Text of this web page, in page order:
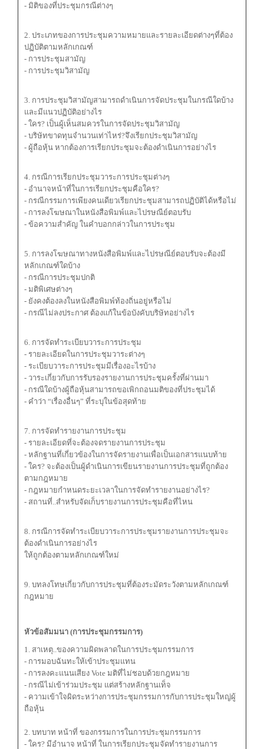
- มิติของที่ประชุมกรณีต่างๆ
2. ประเภทของการประชุมความหมายและรายละเอียดต่างๆที่ต้อง
ปฏิบัติตามหลักเกณฑ์
- การประชุมสามัญ
- การประชุมวิสามัญ
3. การประชุมวิสามัญสามารถดำเนินการจัดประชุมในกรณีใดบ้าง
และมีแนวปฏิบัติอย่างไร
- ใคร? เป็นผู้เห็นสมควรในการจัดประชุมวิสามัญ
- บริษัทขาดทุนจำนวนเท่าไหร่?จึงเรียกประชุมวิสามัญ
- ผู้ถือหุ้น หากต้องการเรียกประชุมจะต้องดำเนินการอย่างไร
4. กรณีการเรียกประชุมวาระการประชุมต่างๆ
- อำนาจหน้าที่ในการเรียกประชุมคือใคร?
- กรณีกรรมการเพียงคนเดียวเรียกประชุมสามารถปฏิบัติได้หรือไม่
- การลงโฆษณาในหนังสือพิมพ์และไปรษณีย์ตอบรับ
- ข้อความสำคัญ ในคำบอกกล่าวในการประชุม
5. การลงโฆษณาทางหนังสือพิมพ์และไปรษณีย์ตอบรับจะต้องมี
หลักเกณฑ์ใดบ้าง
- กรณีการประชุมปกติ
- มติพิเศษต่างๆ
- ยังคงต้องลงในหนังสือพิมพ์ท้องถิ่นอยู่หรือไม่
- กรณีไม่ลงประกาศ ต้องแก้ในข้อบังคับบริษัทอย่างไร
6. การจัดทำระเบียบวาระการประชุม
- รายละเอียดในการประชุมวาระต่างๆ
- ระเบียบวาระการประชุมมีเรื่องอะไรบ้าง
- วาระเกี่ยวกับการรับรองรายงานการประชุมครั้งที่ผ่านมา
- กรณีใดบ้างผู้ถือหุ้นสามารถขอเพิกถอนมติของที่ประชุมได้
- คำว่า “เรื่องอื่นๆ” ที่ระบุในข้อสุดท้าย
7. การจัดทำรายงานการประชุม
- รายละเอียดที่จะต้องจดรายงานการประชุม
- หลักฐานที่เกี่ยวข้องในการจัดรายงานเพื่อเป็นเอกสารแนบท้าย
- ใคร? จะต้องเป็นผู้ดำเนินการเขียนรายงานการประชุมที่ถูกต้อง
ตามกฎหมาย
- กฎหมายกำหนดระยะเวลาในการจัดทำรายงานอย่างไร?
- สถานที่..สำหรับจัดเก็บรายงานการประชุมคือที่ไหน
8. กรณีการจัดทำระเบียบวาระการประชุมรายงานการประชุมจะ
ต้องดำเนินการอย่างไร
ให้ถูกต้องตามหลักเกณฑ์ใหม่
9. บทลงโทษเกี่ยวกับการประชุมที่ต้องระมัดระวังตามหลักเกณฑ์
กฎหมาย
หัวข้อสัมมนา (การประชุมกรรมการ)
1. สาเหตุ..ของความผิดพลาดในการประชุมกรรมการ
- การมอบฉันทะให้เข้าประชุมแทน
- การลงคะแนนเสียง Vote มติที่ไม่ชอบด้วยกฎหมาย
- กรณีไม่เข้าร่วมประชุม แต่สร้างหลักฐานเท็จ
- ความเข้าใจผิดระหว่างการประชุมกรรมการกับการประชุมใหญ่ผู้
ถือหุ้น
2. บทบาท หน้าที่ ของกรรมการในการประชุมกรรมการ
- ใคร? มีอำนาจ หน้าที่ ในการเรียกประชุมจัดทำรายงานการ